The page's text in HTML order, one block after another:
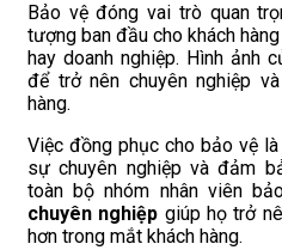
Bảo vệ đóng vai trò quan
tượng ban đầu cho khách
hay doanh nghiệp. Hình ảnh
để trở nên chuyên nghiệp
hàng.
Việc đồng phục cho bảo vệ
sự chuyên nghiệp và đảm
toàn bộ nhóm nhân viên
chuyên nghiệp giúp họ trở
hơn trong mắt khách hàng.